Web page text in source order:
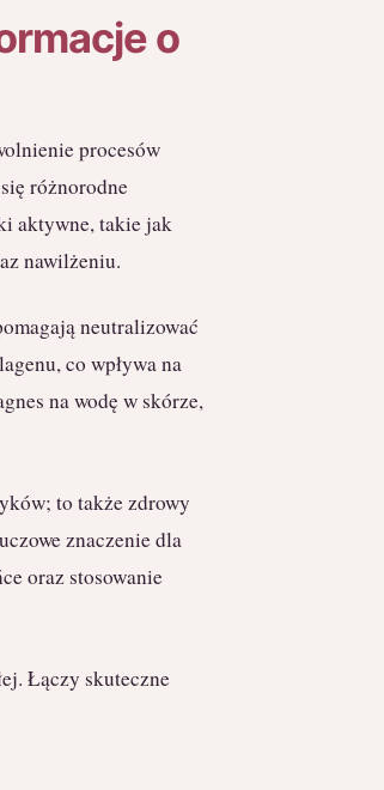
o
procesów
różnorodne
aktywne, takie jak
nawilżeniu.
neutralizować
co wpływa na
na wodę w skórze,
to także zdrowy
znaczenie dla
oraz stosowanie
Łączy skuteczne